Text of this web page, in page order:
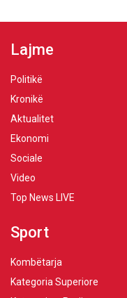
Lajme
Politikë
Kronikë
Aktualitet
Ekonomi
Sociale
Video
Top News LIVE
Sport
Kombëtarja
Kategoria Superiore